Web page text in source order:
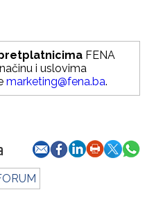
FENA
i uslovima
marketing@fena.ba.